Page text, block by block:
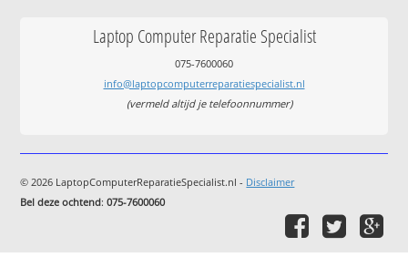
Laptop Computer Reparatie Specialist
075-7600060
info@laptopcomputerreparatiespecialist.nl
(vermeld altijd je telefoonnummer)
© 2026 LaptopComputerReparatieSpecialist.nl - Disclaimer
Bel deze ochtend:075-7600060